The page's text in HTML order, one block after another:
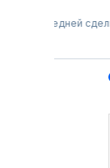
последней сделки